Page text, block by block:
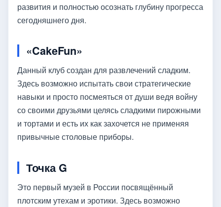
развития и полностью осознать глубину прогресса
сегодняшнего дня.
«CakeFun»
Данный клуб создан для развлечений сладким.
Здесь возможно испытать свои стратегические
навыки и просто посмеяться от души ведя войну
со своими друзьями целясь сладкими пирожными
и тортами и есть их как захочется не применяя
привычные столовые приборы.
Точка G
Это первый музей в России посвящённый
плотским утехам и эротики. Здесь возможно